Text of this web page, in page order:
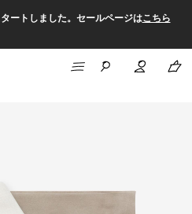
トしました。セールページはこちら